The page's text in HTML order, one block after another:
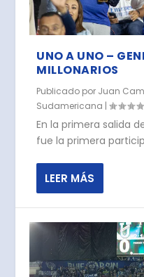
UNO A UNO –
MILLONARIOS
Publicado por Juan
Sudamericana |
En la primera salida
fue la primera
LEER MÁS